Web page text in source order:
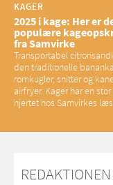
KAGER
2025 i kage: Her er
populære
fra Samvirke
Transportabel
den traditionelle
romkugler, snitter og
airfryer. Kager har en
hjertet hos Samvirkes
REDAKTIONEN